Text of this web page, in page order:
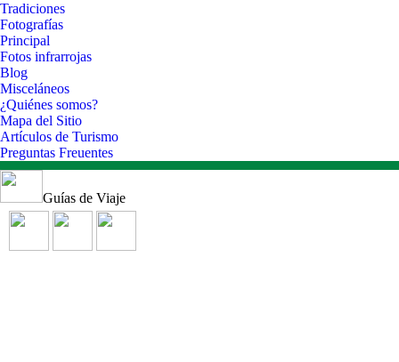
Tradiciones
Fotografías
Principal
Fotos infrarrojas
Blog
Misceláneos
¿Quiénes somos?
Mapa del Sitio
Artículos de Turismo
Preguntas Freuentes
Guías de Viaje